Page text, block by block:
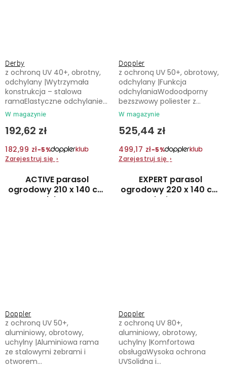
Derby
W magazynie
192,62 zł
182,99 zł−5%
Zarejestruj się ›
z ochroną UV 40+, obrotny,
odchylany |Wytrzymała
konstrukcja – stalowa
ramaElastyczne odchylanie...
Doppler
W magazynie
525,44 zł
499,17 zł−5%
Zarejestruj się ›
z ochroną UV 50+, obrotowy,
odchylany |Funkcja
odchylaniaWodoodporny
bezszwowy poliester z...
ACTIVE parasol
ogrodowy 210 x 140 cm
zielony
Doppler
z ochroną UV 50+,
aluminiowy, obrotowy,
uchylny |Aluminiowa rama
ze stalowymi żebrami i
otworem...
EXPERT parasol
ogrodowy 220 x 140 cm
beżowy
Doppler
z ochroną UV 80+,
aluminiowy, obrotowy,
uchylny |Komfortowa
obsługaWysoka ochrona
UVSolidna i...